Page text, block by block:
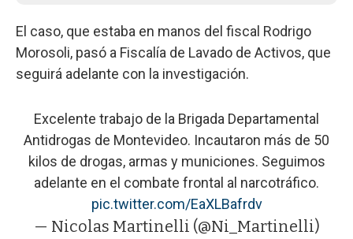
El caso, que estaba en manos del fiscal Rodrigo
Morosoli, pasó a Fiscalía de Lavado de Activos, que
seguirá adelante con la investigación.
Excelente trabajo de la Brigada Departamental
Antidrogas de Montevideo. Incautaron más de 50
kilos de drogas, armas y municiones. Seguimos
adelante en el combate frontal al narcotráfico.
pic.twitter.com/EaXLBafrdv
— Nicolas Martinelli (@Ni_Martinelli)